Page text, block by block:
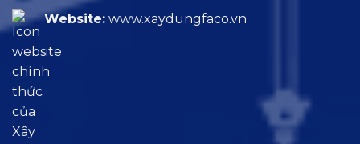
Website: www.xaydungfaco.vn